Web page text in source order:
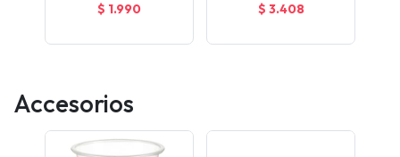
$ 1.990
$ 3.408
Accesorios